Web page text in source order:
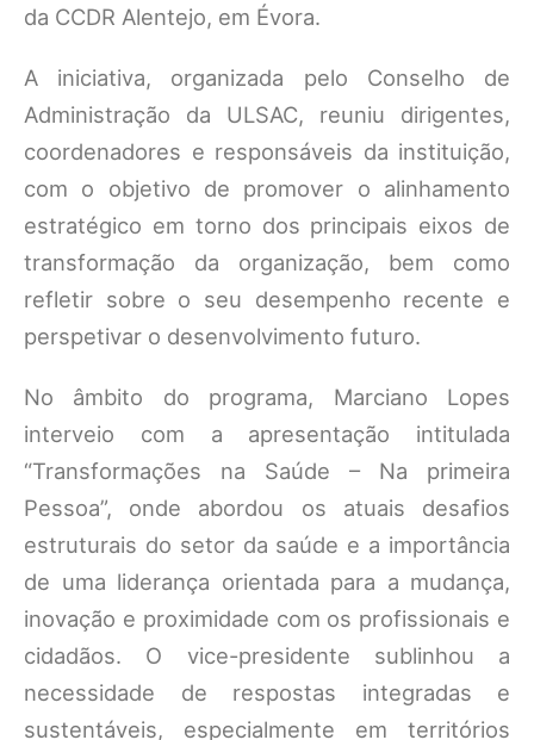
da CCDR Alentejo, em Évora.
A iniciativa, organizada pelo Conselho de
Administração da ULSAC, reuniu dirigentes,
coordenadores e responsáveis da instituição,
com o objetivo de promover o alinhamento
estratégico em torno dos principais eixos de
transformação da organização, bem como
refletir sobre o seu desempenho recente e
perspetivar o desenvolvimento futuro.
No âmbito do programa, Marciano Lopes
interveio com a apresentação intitulada
“Transformações na Saúde – Na primeira
Pessoa”, onde abordou os atuais desafios
estruturais do setor da saúde e a importância
de uma liderança orientada para a mudança,
inovação e proximidade com os profissionais e
cidadãos. O vice-presidente sublinhou a
necessidade de respostas integradas e
sustentáveis, especialmente em territórios